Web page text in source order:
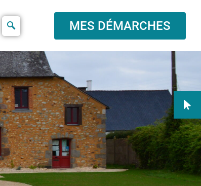
MES DÉMARCHES